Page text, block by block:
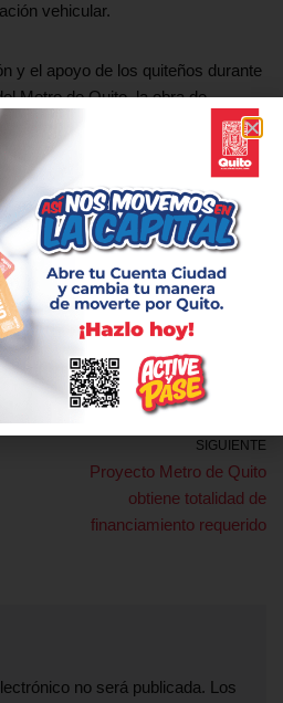
vehicular.
y el apoyo de los quiteños durante
Metro de Quito, la obra de
más importante en la historia de la
CALLE TOMÁS DE BERLANGA
ESTACIÓN JIPIJAPA
SIGUIENTE
Proyecto Metro de Quito
obtiene totalidad de
financiamiento requerido
no será publicada. Los